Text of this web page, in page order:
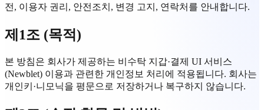
전, 이용자 권리, 안전조치, 변경 고지, 연락처를 안내합니다.
제1조 (목적)
본 방침은 회사가 제공하는 비수탁 지갑·결제 UI 서비스
(Newblet) 이용과 관련한 개인정보 처리에 적용됩니다. 회사는
개인키·니모닉을 평문으로 저장하거나 복구하지 않습니다.